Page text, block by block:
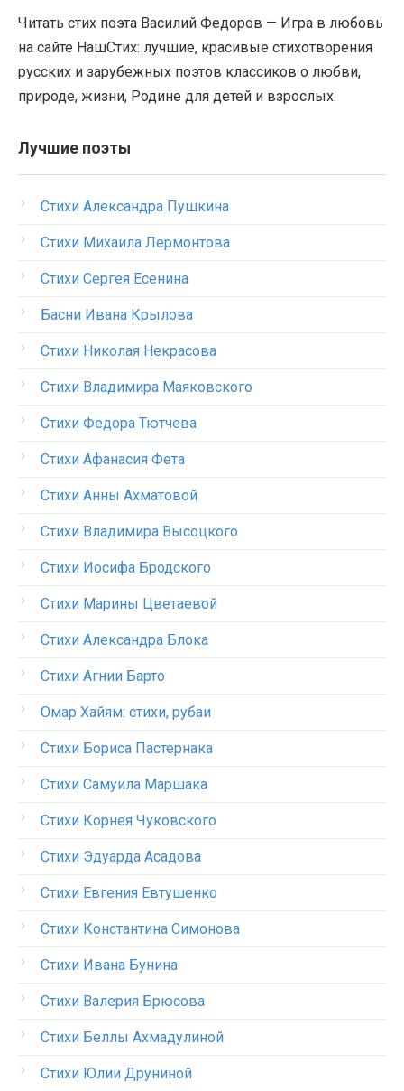
Читать стих поэта Василий Федоров — Игра в любовь
на сайте НашСтих: лучшие, красивые стихотворения
русских и зарубежных поэтов классиков о любви,
природе, жизни, Родине для детей и взрослых.
Лучшие поэты
Стихи Александра Пушкина
Стихи Михаила Лермонтова
Стихи Сергея Есенина
Басни Ивана Крылова
Стихи Николая Некрасова
Стихи Владимира Маяковского
Стихи Федора Тютчева
Стихи Афанасия Фета
Стихи Анны Ахматовой
Стихи Владимира Высоцкого
Стихи Иосифа Бродского
Стихи Марины Цветаевой
Стихи Александра Блока
Стихи Агнии Барто
Омар Хайям: стихи, рубаи
Стихи Бориса Пастернака
Стихи Самуила Маршака
Стихи Корнея Чуковского
Стихи Эдуарда Асадова
Стихи Евгения Евтушенко
Стихи Константина Симонова
Стихи Ивана Бунина
Стихи Валерия Брюсова
Стихи Беллы Ахмадулиной
Стихи Юлии Друниной